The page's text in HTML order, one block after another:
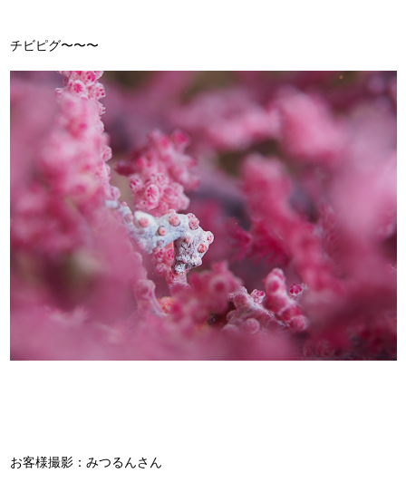
チビピグ〜〜〜
お客様撮影：みつるんさん